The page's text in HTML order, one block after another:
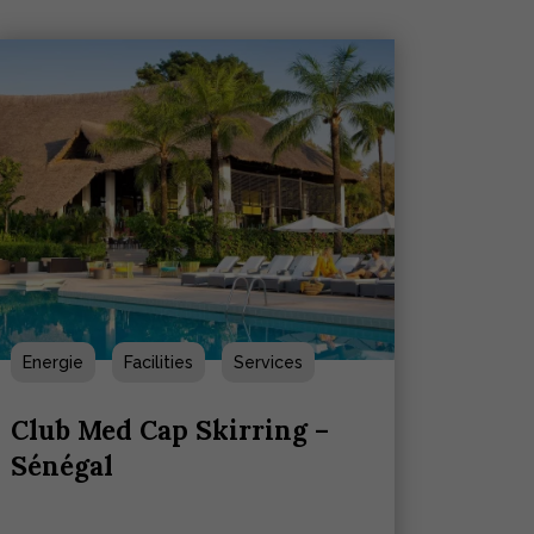
Energie Facilities Services
Club Med Cap Skirring –
Sénégal